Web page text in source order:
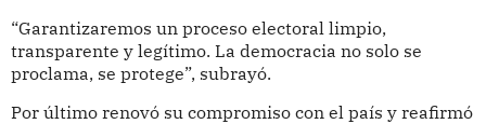
“Garantizaremos un proceso electoral limpio,
transparente y legítimo. La democracia no solo se
proclama, se protege”, subrayó.
Por último renovó su compromiso con el país y reafirmó